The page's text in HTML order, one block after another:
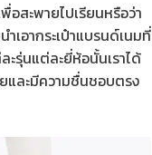
อสะพายไปเรียนหรือว่า
เอากระเป๋าแบรนด์เนมที่
รุ่นแต่ละยี่ห้อนั้นเราได้
และมีความชื่นชอบตรง